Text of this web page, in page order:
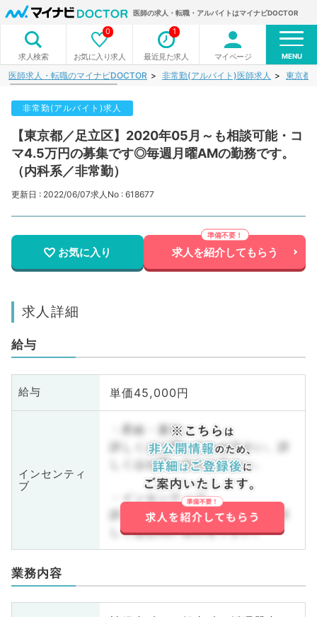
医師の求人・転職・アルバイトはマイナビDOCTOR
求人検索 お気に入り求人
0
最近見た求人
1
マイページ MENU
医師求人・転職のマイナビDOCTOR 非常勤(アルバイト)医師求人 東京都
非常勤(アルバイト)求人
【東京都／足立区】2020年05月～も相談可能・コ
マ4.5万円の募集です◎毎週月曜AMの勤務です。
（内科系／非常勤）
更新日 : 2022/06/07求人No : 618677
お気に入り 求人を紹介してもらう
求人詳細
給与
給与 単価45,000円
インセンティ
ブ
・昇給・賞与
詳しくはお問い合わせ下さい。詳
しくはお問い合わせ下さい。
・インセンティブ
詳しくはお問い合わせ下さい。詳
しくはお問い合わせ下さい。
業務内容